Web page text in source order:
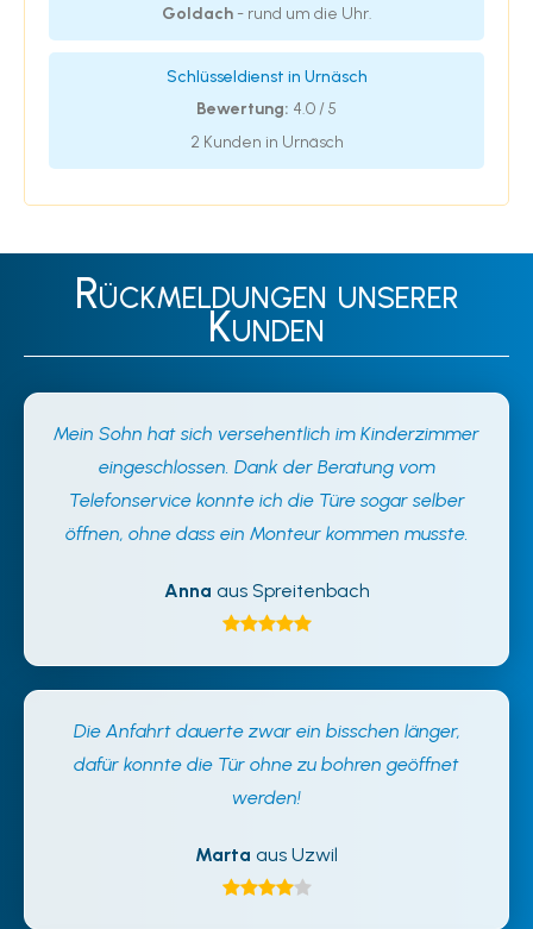
Goldach- rund um die Uhr.
Schlüsseldienst in Urnäsch
Bewertung: 4.0 / 5
2 Kunden in Urnäsch
Rückmeldungen unserer
Kunden
Mein Sohn hat sich versehentlich im Kinderzimmer
eingeschlossen. Dank der Beratung vom
Telefonservice konnte ich die Türe sogar selber
öffnen, ohne dass ein Monteur kommen musste.
Anna aus Spreitenbach
Die Anfahrt dauerte zwar ein bisschen länger,
dafür konnte die Tür ohne zu bohren geöffnet
werden!
Marta aus Uzwil